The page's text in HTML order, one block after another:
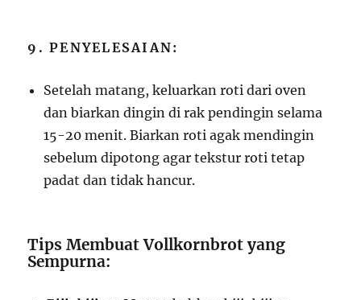
9. PENYELESAIAN:
Setelah matang, keluarkan roti dari oven
dan biarkan dingin di rak pendingin selama
15-20 menit. Biarkan roti agak mendingin
sebelum dipotong agar tekstur roti tetap
padat dan tidak hancur.
Tips Membuat Vollkornbrot yang
Sempurna: